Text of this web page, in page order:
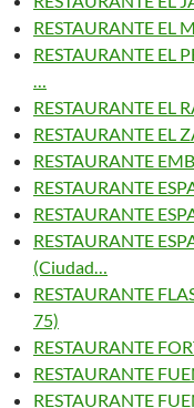
RESTAURANTE EL
RESTAURANTE EL
…
RESTAURANTE EL
RESTAURANTE EL
RESTAURANTE
RESTAURANTE
RESTAURANTE
RESTAURANTE
(Ciudad…
RESTAURANTE
75)
RESTAURANTE
RESTAURANTE
RESTAURANTE